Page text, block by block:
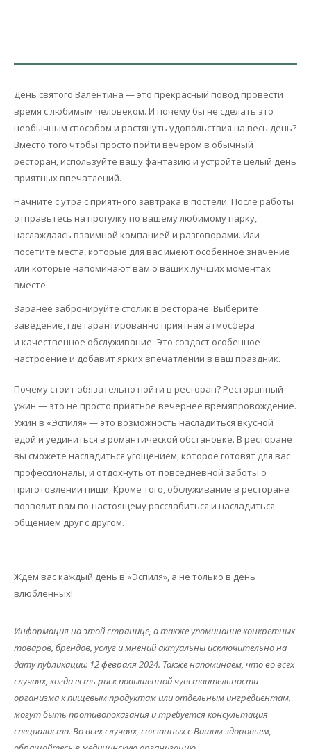
День святого Валентина — это прекрасный повод провести
время с любимым человеком. И почему бы не сделать это
необычным способом и растянуть удовольствия на весь день?
Вместо того чтобы просто пойти вечером в обычный
ресторан, используйте вашу фантазию и устройте целый день
приятных впечатлений.
Начните с утра с приятного завтрака в постели. После работы
отправьтесь на прогулку по вашему любимому парку,
наслаждаясь взаимной компанией и разговорами. Или
посетите места, которые для вас имеют особенное значение
или которые напоминают вам о ваших лучших моментах
вместе.
Заранее забронируйте столик в ресторане. Выберите
заведение, где гарантированно приятная атмосфера
и качественное обслуживание. Это создаст особенное
настроение и добавит ярких впечатлений в ваш праздник.
Почему стоит обязательно пойти в ресторан? Ресторанный
ужин — это не просто приятное вечернее времяпровождение.
Ужин в «Эспиля» — это возможность насладиться вкусной
едой и уединиться в романтической обстановке. В ресторане
вы сможете насладиться угощением, которое готовят для вас
профессионалы, и отдохнуть от повседневной заботы о
приготовлении пищи. Кроме того, обслуживание в ресторане
позволит вам по-настоящему расслабиться и насладиться
общением друг с другом.
Ждем вас каждый день в «Эспиля», а не только в день
влюбленных!
Информация на этой странице, а также упоминание конкретных
товаров, брендов, услуг и мнений актуальны исключительно на
дату публикации: 12 февраля 2024. Также напоминаем, что во всех
случаях, когда есть риск повышенной чувствительности
организма к пищевым продуктам или отдельным ингредиентам,
могут быть противопоказания и требуется консультация
специалиста. Во всех случаях, связанных с Вашим здоровьем,